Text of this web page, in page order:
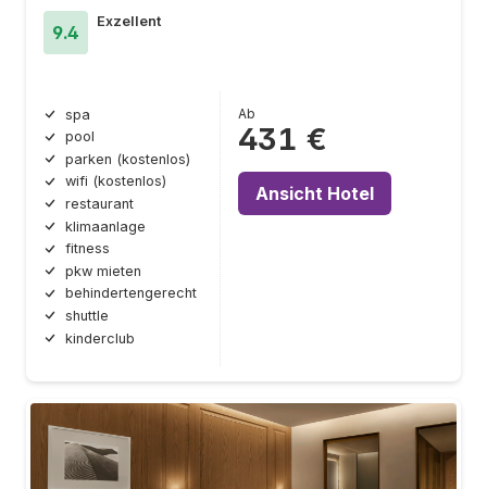
9.4
Exzellent
spa
pool
parken (kostenlos)
wifi (kostenlos)
restaurant
klimaanlage
fitness
pkw mieten
behindertengerecht
shuttle
kinderclub
Ab
431 €
Ansicht Hotel